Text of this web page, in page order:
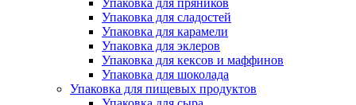
Упаковка для пряников
Упаковка для сладостей
Упаковка для карамели
Упаковка для эклеров
Упаковка для кексов и маффинов
Упаковка для шоколада
Упаковка для пищевых продуктов